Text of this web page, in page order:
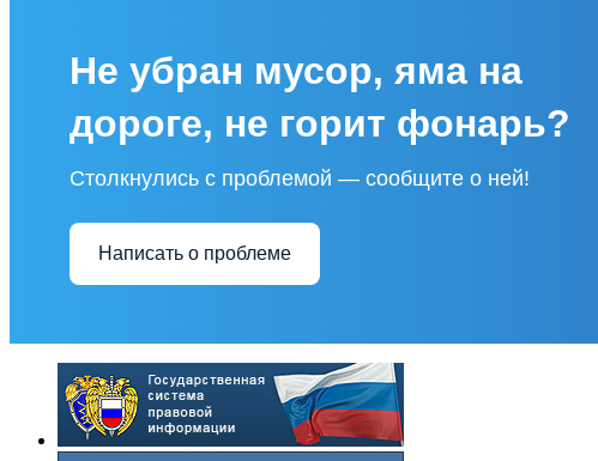
Не убран мусор, яма на
дороге, не горит фонарь?
Столкнулись с проблемой — сообщите о ней!
Написать о проблеме